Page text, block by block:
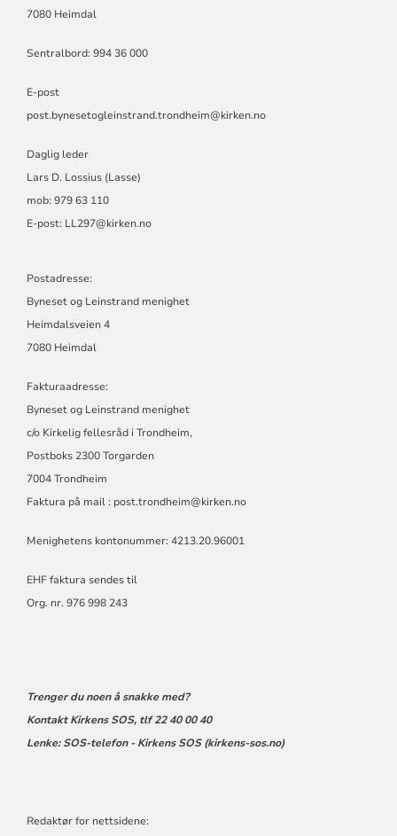
7080 Heimdal
Sentralbord: 994 36 000
E-post
post.bynesetogleinstrand.trondheim@kirken.no
Daglig leder
Lars D. Lossius (Lasse)
mob: 979 63 110
E-post: LL297@kirken.no
Postadresse:
Byneset og Leinstrand menighet
Heimdalsveien 4
7080 Heimdal
Fakturaadresse:
Byneset og Leinstrand menighet
c/o Kirkelig fellesråd i Trondheim,
Postboks 2300 Torgarden
7004 Trondheim
Faktura på mail : post.trondheim@kirken.no
Menighetens kontonummer: 4213.20.96001
EHF faktura sendes til
Org. nr. 976 998 243
Trenger du noen å snakke med?
Kontakt Kirkens SOS, tlf 22 40 00 40
Lenke:SOS-telefon - Kirkens SOS (kirkens-sos.no)
Redaktør for nettsidene: